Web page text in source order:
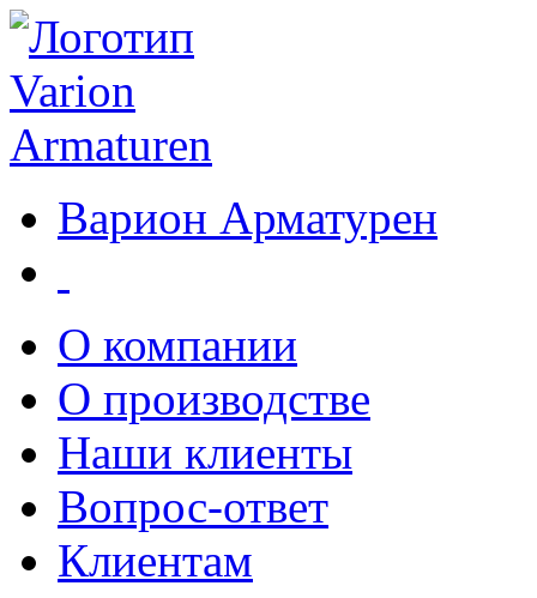
Варион Арматурен
О компании
О производстве
Наши клиенты
Вопрос-ответ
Клиентам